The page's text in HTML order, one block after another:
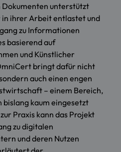
Dokumenten unterstützt
ihrer Arbeit entlastet und
zu Informationen
basierend auf
und Künstlicher
bringt dafür nicht
auch einen engen
– einem Bereich,
bislang kaum eingesetzt
Praxis kann das Projekt
zu digitalen
und deren Nutzen